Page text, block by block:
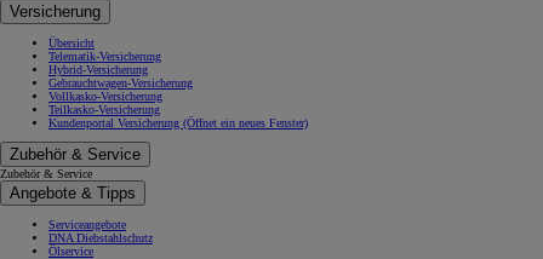
Versicherung
Übersicht
Telematik-Versicherung
Hybrid-Versicherung
Gebrauchtwagen-Versicherung
Vollkasko-Versicherung
Teilkasko-Versicherung
Kundenportal Versicherung (Öffnet ein neues Fenster)
Zubehör & Service
Zubehör & Service
Angebote & Tipps
Serviceangebote
DNA Diebstahlschutz
Ölservice